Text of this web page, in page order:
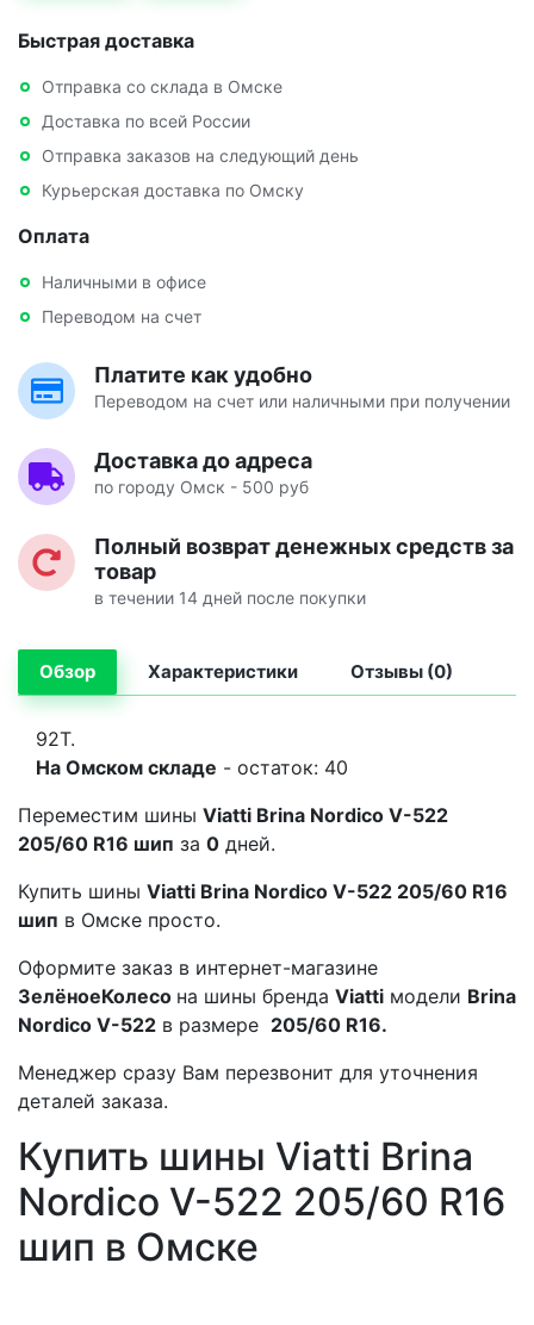
Быстрая доставка
Отправка со склада в Омске
Доставка по всей России
Отправка заказов на следующий день
Курьерская доставка по Омску
Оплата
Наличными в офисе
Переводом на счет
Платите как удобно
Переводом на счет или наличными при получении
Доставка до адреса
по городу Омск - 500 руб
Полный возврат денежных средств за
товар
в течении 14 дней после покупки
Обзор Характеристики Отзывы (0)
92T.
На Омском складе - остаток: 40
Переместим шины Viatti Brina Nordico V-522
205/60 R16 шип за 0 дней.
Купить шины Viatti Brina Nordico V-522 205/60 R16
шип в Омске просто.
Оформите заказ в интернет-магазине
ЗелёноеКолесо на шины бренда Viatti модели Brina
Nordico V-522 в размере 205/60 R16.
Менеджер сразу Вам перезвонит для уточнения
деталей заказа.
Купить шины Viatti Brina
Nordico V-522 205/60 R16
шип в Омске